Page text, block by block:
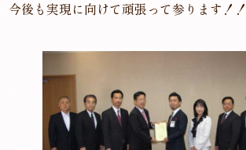
今後も実現に向けて頑張って参ります！！